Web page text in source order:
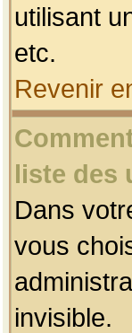
utilisant
etc.
Revenir
liste des
Dans
vous
invisible.